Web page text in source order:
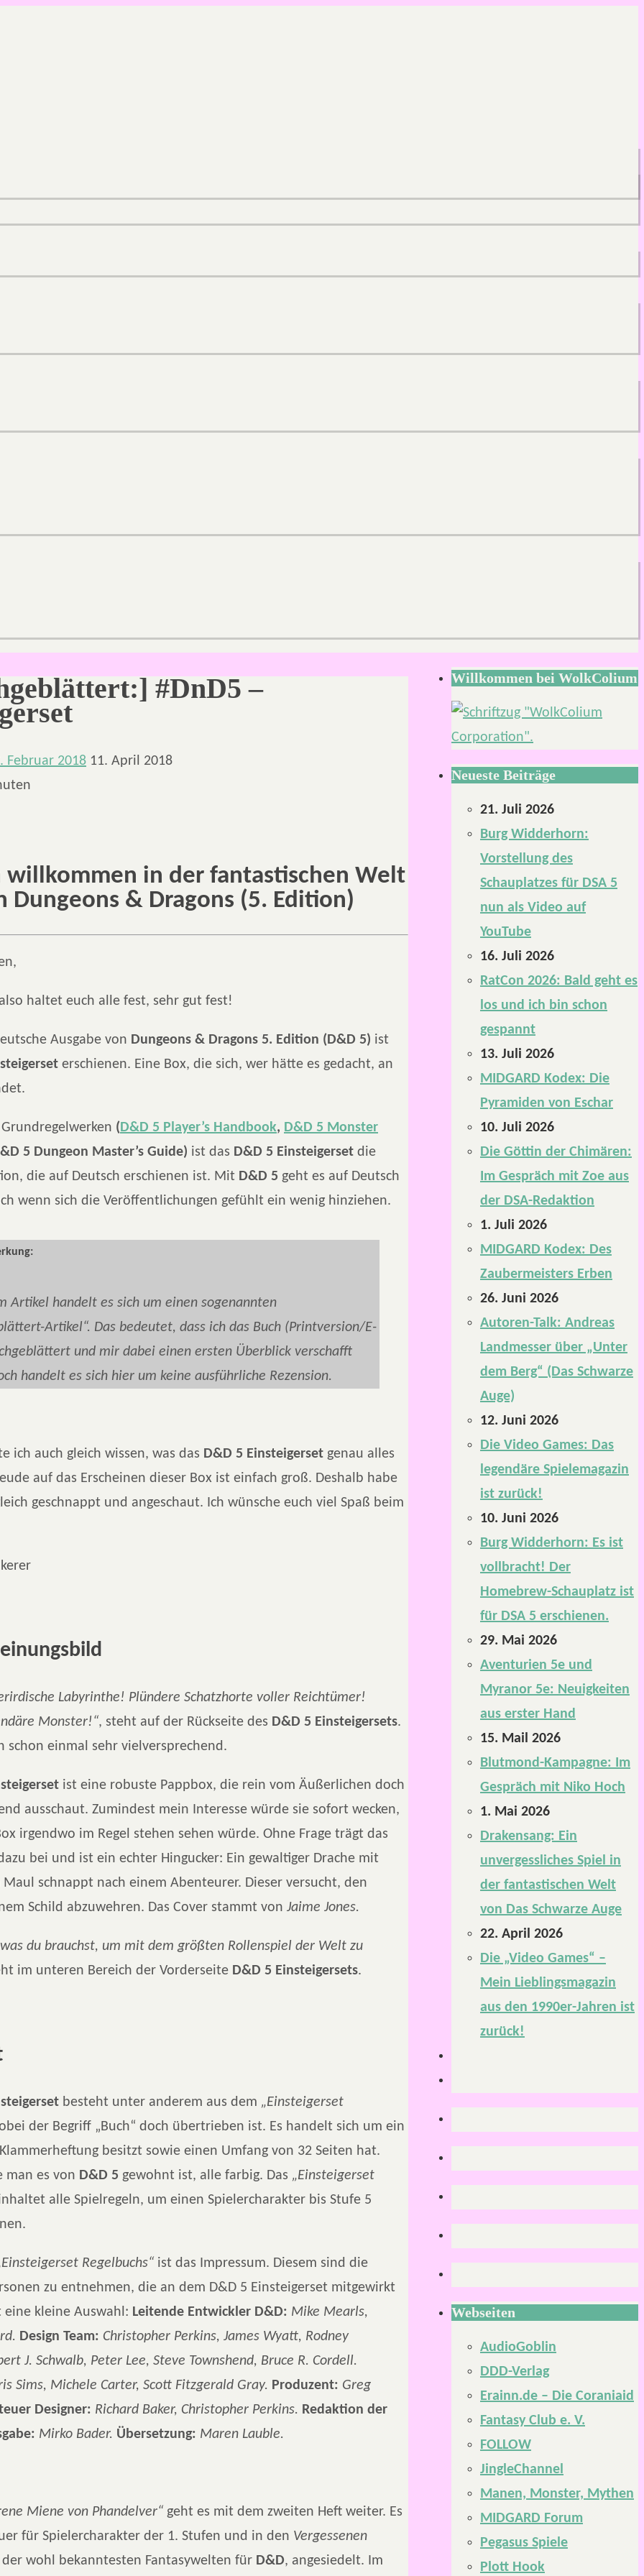
#DnD5 –
Februar 2018 11. April 2018
willkommen in der fantastischen Welt
Dungeons & Dragons (5. Edition)
haltet euch alle fest, sehr gut fest!
Ausgabe von Dungeons & Dragons 5. Edition (D&D 5) ist
erschienen. Eine Box, die sich, wer hätte es gedacht, an
(D&D 5 Player’s Handbook, D&D 5 Monster
5 Dungeon Master’s Guide) ist das D&D 5 Einsteigerset die
die auf Deutsch erschienen ist. Mit D&D 5 geht es auf Deutsch
wenn sich die Veröffentlichungen gefühlt ein wenig hinziehen.
Artikel handelt es sich um einen sogenannten
Artikel“. Das bedeutet, dass ich das Buch (Printversion/E-
und mir dabei einen ersten Überblick verschafft
handelt es sich hier um keine ausführliche Rezension.
ich auch gleich wissen, was das D&D 5 Einsteigerset genau alles
auf das Erscheinen dieser Box ist einfach groß. Deshalb habe
geschnappt und angeschaut. Ich wünsche euch viel Spaß beim
Labyrinthe! Plündere Schatzhorte voller Reichtümer!
Monster!“, steht auf der Rückseite des D&D 5 Einsteigersets.
schon einmal sehr vielversprechend.
ist eine robuste Pappbox, die rein vom Äußerlichen doch
ausschaut. Zumindest mein Interesse würde sie sofort wecken,
irgendwo im Regel stehen sehen würde. Ohne Frage trägt das
bei und ist ein echter Hingucker: Ein gewaltiger Drache mit
Maul schnappt nach einem Abenteurer. Dieser versucht, den
Schild abzuwehren. Das Cover stammt von Jaime Jones.
du brauchst, um mit dem größten Rollenspiel der Welt zu
im unteren Bereich der Vorderseite D&D 5 Einsteigersets.
besteht unter anderem aus dem „Einsteigerset
der Begriff „Buch“ doch übertrieben ist. Es handelt sich um ein
besitzt sowie einen Umfang von 32 Seiten hat.
man es von D&D 5 gewohnt ist, alle farbig. Das „Einsteigerset
alle Spielregeln, um einen Spielercharakter bis Stufe 5
Regelbuchs“ ist das Impressum. Diesem sind die
zu entnehmen, die an dem D&D 5 Einsteigerset mitgewirkt
eine kleine Auswahl: Leitende Entwickler D&D: Mike Mearls,
Design Team: Christopher Perkins, James Wyatt, Rodney
J. Schwalb, Peter Lee, Steve Townshend, Bruce R. Cordell.
Sims, Michele Carter, Scott Fitzgerald Gray. Produzent: Greg
Designer: Richard Baker, Christopher Perkins. Redaktion der
Mirko Bader. Übersetzung: Maren Lauble.
Miene von Phandelver“ geht es mit dem zweiten Heft weiter. Es
für Spielercharakter der 1. Stufen und in den Vergessenen
der wohl bekanntesten Fantasywelten für D&D, angesiedelt. Im
Willkommen bei WolkColium
Neueste Beiträge
21. Juli 2026
Burg Widderhorn:
Vorstellung des
Schauplatzes für DSA 5
nun als Video auf
YouTube
16. Juli 2026
RatCon 2026: Bald geht es
los und ich bin schon
gespannt
13. Juli 2026
MIDGARD Kodex: Die
Pyramiden von Eschar
10. Juli 2026
Die Göttin der Chimären:
Im Gespräch mit Zoe aus
der DSA-Redaktion
1. Juli 2026
MIDGARD Kodex: Des
Zaubermeisters Erben
26. Juni 2026
Autoren-Talk: Andreas
Landmesser über „Unter
dem Berg“ (Das Schwarze
Auge)
12. Juni 2026
Die Video Games: Das
legendäre Spielemagazin
ist zurück!
10. Juni 2026
Burg Widderhorn: Es ist
vollbracht! Der
Homebrew-Schauplatz ist
für DSA 5 erschienen.
29. Mai 2026
Aventurien 5e und
Myranor 5e: Neuigkeiten
aus erster Hand
15. Mail 2026
Blutmond-Kampagne: Im
Gespräch mit Niko Hoch
1. Mai 2026
Drakensang: Ein
unvergessliches Spiel in
der fantastischen Welt
von Das Schwarze Auge
22. April 2026
Die „Video Games“ –
Mein Lieblingsmagazin
aus den 1990er-Jahren ist
zurück!
Webseiten
AudioGoblin
DDD-Verlag
Erainn.de – Die Coraniaid
Fantasy Club e. V.
FOLLOW
JingleChannel
Manen, Monster, Mythen
MIDGARD Forum
Pegasus Spiele
Plott Hook